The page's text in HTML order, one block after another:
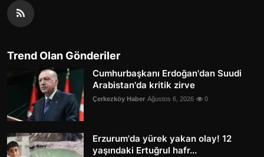
Trend Olan Gönderiler
Cumhurbaşkanı Erdoğan'dan Suudi
Arabistan'da kritik zirve
Çerkezköy Haber Ağustos 6, 2026 0
Erzurum'da yürek yakan olay! 12
yaşındaki Ertuğrul hafr...